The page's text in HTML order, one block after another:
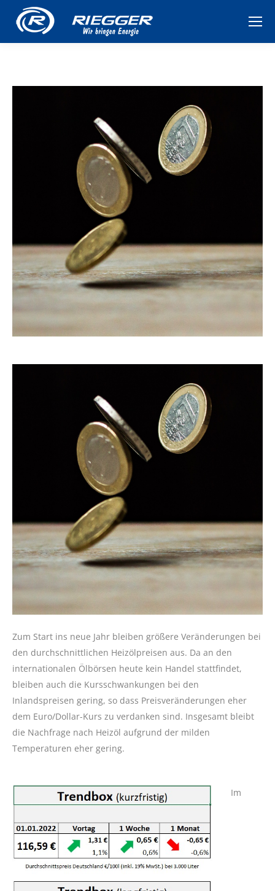
Zum Start ins neue Jahr bleiben größere Veränderungen bei
den durchschnittlichen Heizölpreisen aus. Da an den
internationalen Ölbörsen heute kein Handel stattfindet,
bleiben auch die Kursschwankungen bei den
Inlandspreisen gering, so dass Preisveränderungen eher
dem Euro/Dollar-Kurs zu verdanken sind. Insgesamt bleibt
die Nachfrage nach Heizöl aufgrund der milden
Temperaturen eher gering.
Im